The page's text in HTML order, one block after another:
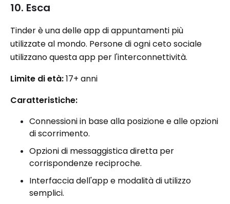
10. Esca
Tinder è una delle app di appuntamenti più
utilizzate al mondo. Persone di ogni ceto sociale
utilizzano questa app per l'interconnettività.
Limite di età:17+ anni
Caratteristiche:
Connessioni in base alla posizione e alle opzioni
di scorrimento.
Opzioni di messaggistica diretta per
corrispondenze reciproche.
Interfaccia dell'app e modalità di utilizzo
semplici.